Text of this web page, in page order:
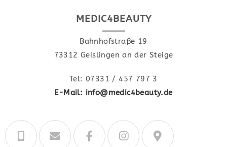
MEDIC4BEAUTY
Bahnhofstraße 19
73312 Geislingen an der Steige
Tel: 07331 / 457 797 3
E-Mail: info@medic4beauty.de